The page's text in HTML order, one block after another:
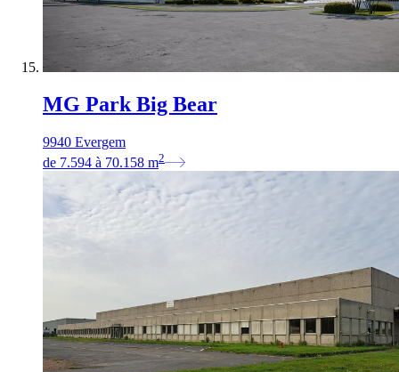
MG Park Big Bear
9940 Evergem
de 7.594 à 70.158 m2